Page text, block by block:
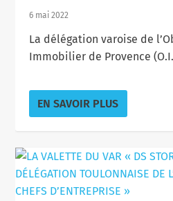
6 mai 2022
La délégation varoise de
Immobilier de Provence
EN SAVOIR PLUS